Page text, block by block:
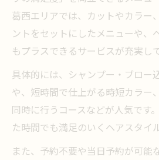
葛西エリアでは、カットやカラー
ントをセットにしたメニューや、
もプラスできるサービスが充実し
具体的には、シャンプー・ブロー
や、短時間で仕上がる時短カラー
同時に行うコースなどが人気です
た時間でも満足のいくヘアスタイ
また、予約不要や当日予約が可能